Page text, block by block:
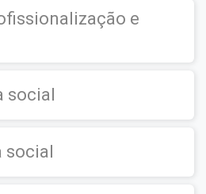
e
social
social